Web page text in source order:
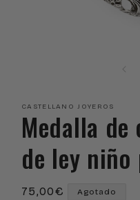
ventana
modal
CASTELLANO JOYEROS
Medalla
de ley niño
Precio
75,00€ Agotado